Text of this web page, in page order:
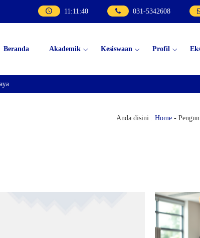
11:11:41 031-5342608
Beranda Akademik Kesiswaan Profil
Anda disini : Home-